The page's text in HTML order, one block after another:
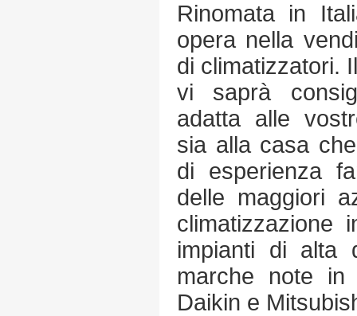
Rinomata in
opera nella
di climatizzatori.
vi saprà
adatta alle
sia alla casa
di esperienza
delle maggiori
climatizzazione
impianti di alta
marche note
Daikin e